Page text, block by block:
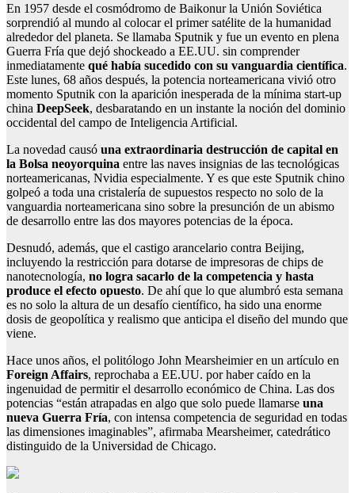
En 1957 desde el cosmódromo de Baikonur la Unión Soviética
sorprendió al mundo al colocar el primer satélite de la humanidad
alrededor del planeta. Se llamaba Sputnik y fue un evento en plena
Guerra Fría que dejó shockeado a EE.UU. sin comprender
inmediatamente qué había sucedido con su vanguardia científica.
Este lunes, 68 años después, la potencia norteamericana vivió otro
momento Sputnik con la aparición inesperada de la mínima start-up
china DeepSeek, desbaratando en un instante la noción del dominio
occidental del campo de Inteligencia Artificial.
La novedad causó una extraordinaria destrucción de capital en
la Bolsa neoyorquina entre las naves insignias de las tecnológicas
norteamericanas, Nvidia especialmente. Y es que este Sputnik chino
golpeó a toda una cristalería de supuestos respecto no solo de la
vanguardia norteamericana sino sobre la presunción de un abismo
de desarrollo entre las dos mayores potencias de la época.
Desnudó, además, que el castigo arancelario contra Beijing,
incluyendo la restricción para dotarse de impresoras de chips de
nanotecnología, no logra sacarlo de la competencia y hasta
produce el efecto opuesto. De ahí que lo que alumbró esta semana
es no solo la altura de un desafío científico, ha sido una enorme
dosis de geopolítica y realismo que anticipa el diseño del mundo que
viene.
Hace unos años, el politólogo John Mearsheimier en un artículo en
Foreign Affairs, reprochaba a EE.UU. por haber caído en la
ingenuidad de permitir el desarrollo económico de China. Las dos
potencias “están atrapadas en algo que solo puede llamarse una
nueva Guerra Fría, con intensa competencia de seguridad en todas
las dimensiones imaginables”, afirmaba Mearsheimer, catedrático
distinguido de la Universidad de Chicago.